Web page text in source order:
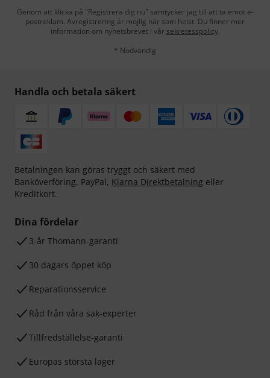
Genom att klicka på "Registrera dig nu" samtycker jag till att ta emot e-
postreklam. Avregistrering är möjlig när som helst. Du finner mer
information om nyhetsbrevet i vår sekretesspolicy.
* Nödvändig
Handla och betala säkert
Betalningen kan göras tryggt och säkert med
Banköverföring, PayPal, Klarna Direktbetalning eller
Kreditkort.
Dina fördelar
3-år Thomann-garanti
30 dagars öppet köp
Reparationsservice
Råd från våra sak-experter
Tillfredställelse-garanti
Europas största lager